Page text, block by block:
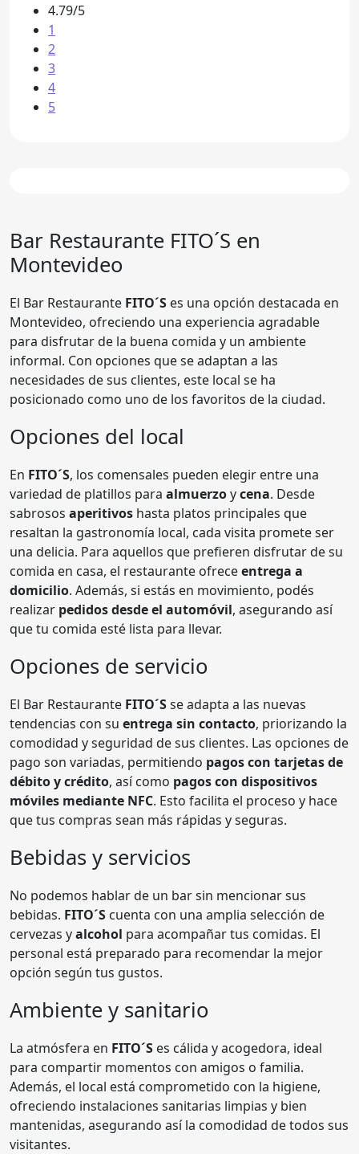
4.79/5
1
2
3
4
5
Bar Restaurante FITO´S en
Montevideo
El Bar Restaurante FITO´S es una opción destacada en
Montevideo, ofreciendo una experiencia agradable
para disfrutar de la buena comida y un ambiente
informal. Con opciones que se adaptan a las
necesidades de sus clientes, este local se ha
posicionado como uno de los favoritos de la ciudad.
Opciones del local
En FITO´S, los comensales pueden elegir entre una
variedad de platillos para almuerzoycena. Desde
sabrosos aperitivos hasta platos principales que
resaltan la gastronomía local, cada visita promete ser
una delicia. Para aquellos que prefieren disfrutar de su
comida en casa, el restaurante ofreceentrega a
domicilio. Además, si estás en movimiento, podés
realizar pedidos desde el automóvil, asegurando así
que tu comida esté lista para llevar.
Opciones de servicio
El Bar Restaurante FITO´Sse adapta a las nuevas
tendencias con su entrega sin contacto, priorizando la
comodidad y seguridad de sus clientes. Las opciones de
pago son variadas, permitiendo pagos con tarjetas de
débito y crédito, así como pagos con dispositivos
móviles mediante NFC. Esto facilita el proceso y hace
que tus compras sean más rápidas y seguras.
Bebidas y servicios
No podemos hablar de un bar sin mencionar sus
bebidas. FITO´S cuenta con una amplia selección de
cervezas yalcohol para acompañar tus comidas. El
personal está preparado para recomendar la mejor
opción según tus gustos.
Ambiente y sanitario
La atmósfera en FITO´S es cálida y acogedora, ideal
para compartir momentos con amigos o familia.
Además, el local está comprometido con la higiene,
ofreciendo instalaciones sanitarias limpias y bien
mantenidas, asegurando así la comodidad de todos sus
visitantes.